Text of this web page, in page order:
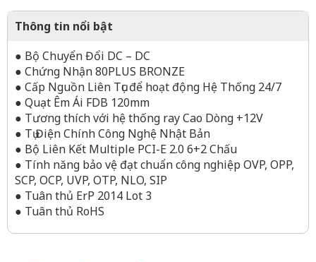
Thông tin nổi bật
● Bộ Chuyển Đổi DC – DC
● Chứng Nhận 80PLUS BRONZE
● Cấp Nguồn Liên Tục để hoạt động Hệ Thống 24/7
● Quạt Êm Ái FDB 120mm
● Tương thích với hệ thống ray Cao Dòng +12V
● Tụ Điện Chính Công Nghệ Nhật Bản
● Bộ Liên Kết Multiple PCI-E 2.0 6+2 Chấu
● Tính năng bảo vệ đạt chuẩn công nghiệp OVP, OPP,
SCP, OCP, UVP, OTP, NLO, SIP
● Tuân thủ ErP 2014 Lot 3
● Tuân thủ RoHS